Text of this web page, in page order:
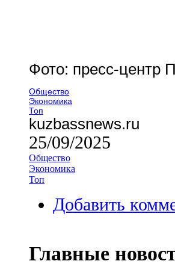
Фото: пресс-центр
Общество
Экономика
Топ
kuzbassnews.ru
25/09/2025
Общество
Экономика
Топ
Добавить
Главные